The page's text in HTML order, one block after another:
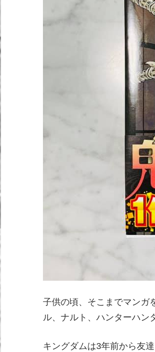
子供の頃、そこまでマンガ
ル、ナルト、ハンターハン
キングダムは3年前から友